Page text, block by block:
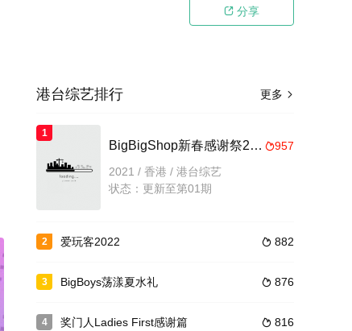
 分享
更多 
港台综艺排行
1
957
BigBigShop新春感谢祭2021
2021 / 香港 / 港台综艺
状态：更新至第01期
2  882
爱玩客2022
3  876
BigBoys荡漾夏水礼
4  816
奖门人Ladies First感谢篇